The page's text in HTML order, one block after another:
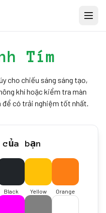
Tím
cho chiếu sáng sáng tạo,
khí hoặc kiểm tra màn
để có trải nghiệm tốt nhất.
của bạn
Black Yellow Orange